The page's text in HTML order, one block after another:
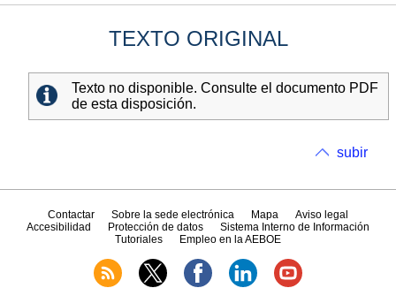
TEXTO ORIGINAL
Texto no disponible. Consulte el documento PDF
de esta disposición.
subir
Contactar Sobre la sede electrónica Mapa
Aviso legal
Accesibilidad
Protección de datos
Sistema Interno de Información
Tutoriales
Empleo en la AEBOE